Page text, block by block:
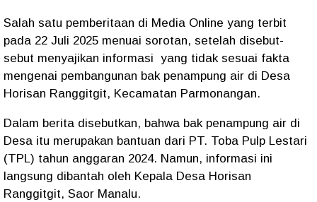
Salah satu pemberitaan di Media Online yang terbit
pada 22 Juli 2025 menuai sorotan, setelah disebut-
sebut menyajikan informasi yang tidak sesuai fakta
mengenai pembangunan bak penampung air di Desa
Horisan Ranggitgit, Kecamatan Parmonangan.
Dalam berita disebutkan, bahwa bak penampung air di
Desa itu merupakan bantuan dari PT. Toba Pulp Lestari
(TPL) tahun anggaran 2024. Namun, informasi ini
langsung dibantah oleh Kepala Desa Horisan
Ranggitgit, Saor Manalu.